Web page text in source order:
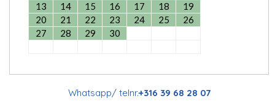
13
14 15 16 17 18
19
20
21 22 23 24 25
26
27
28 29 30
Whatsapp/ telnr.+316 39 68 28 07